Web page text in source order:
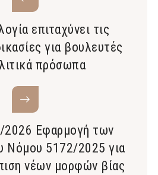
επιταχύνει τις
για βουλευτές
πρόσωπα
Εφαρμογή των
Νόμου 5172/2025 για
νέων μορφών βίας